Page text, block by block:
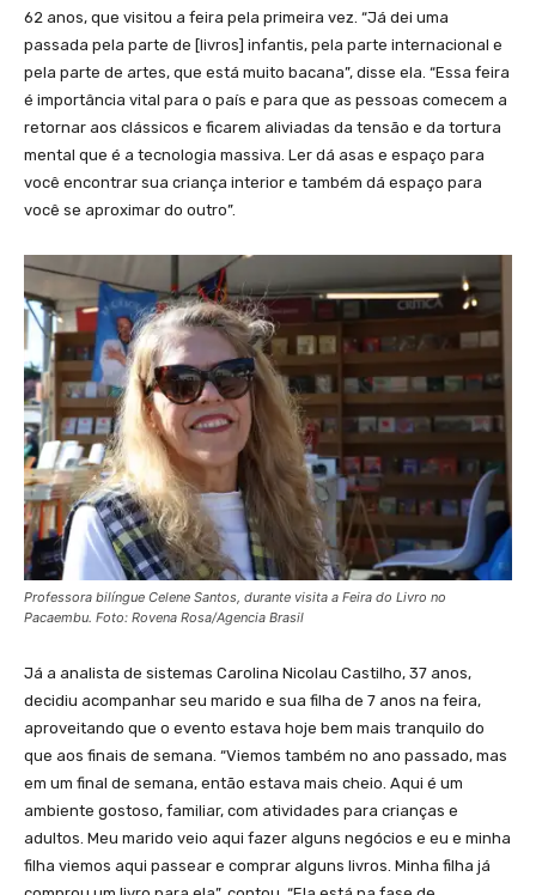
62 anos, que visitou a feira pela primeira vez. “Já dei uma
passada pela parte de [livros] infantis, pela parte internacional e
pela parte de artes, que está muito bacana”, disse ela. “Essa feira
é importância vital para o país e para que as pessoas comecem a
retornar aos clássicos e ficarem aliviadas da tensão e da tortura
mental que é a tecnologia massiva. Ler dá asas e espaço para
você encontrar sua criança interior e também dá espaço para
você se aproximar do outro”.
Professora bilíngue Celene Santos, durante visita a Feira do Livro no
Pacaembu. Foto: Rovena Rosa/Agencia Brasil
Já a analista de sistemas Carolina Nicolau Castilho, 37 anos,
decidiu acompanhar seu marido e sua filha de 7 anos na feira,
aproveitando que o evento estava hoje bem mais tranquilo do
que aos finais de semana. “Viemos também no ano passado, mas
em um final de semana, então estava mais cheio. Aqui é um
ambiente gostoso, familiar, com atividades para crianças e
adultos. Meu marido veio aqui fazer alguns negócios e eu e minha
filha viemos aqui passear e comprar alguns livros. Minha filha já